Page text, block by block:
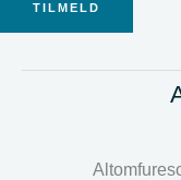
TILMELD